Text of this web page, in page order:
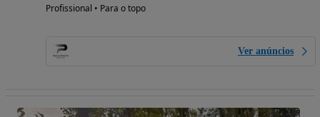
Profissional • Para o topo
Ver anúncios